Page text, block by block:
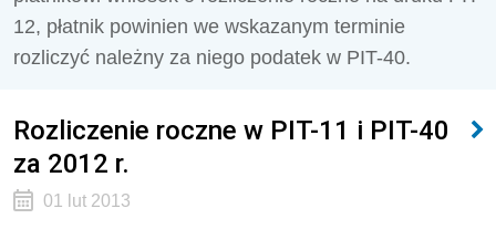
12, płatnik powinien we wskazanym terminie
rozliczyć należny za niego podatek w PIT-40.
Rozliczenie roczne w PIT-11 i PIT-40
za 2012 r.
01 lut 2013